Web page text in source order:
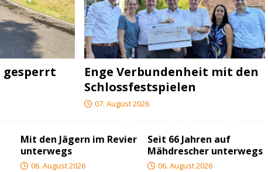
gesperrt
Enge Verbundenheit mit den
Schlossfestspielen
07. August 2026
Mit den Jägern im Revier
unterwegs
06. August 2026
Seit 66 Jahren auf
Mähdrescher unterwegs
06. August 2026